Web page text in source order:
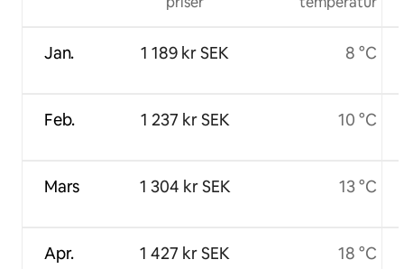
Jan.
Feb.
Mars
Apr.
1 189 kr SEK
1 237 kr SEK
1 304 kr SEK
1 427 kr SEK
8 °C
10 °C
13 °C
18 °C